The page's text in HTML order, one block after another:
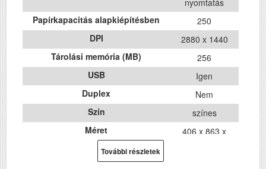
nyomtatás
Papírkapacitás alapkiépítésben
250
DPI
2880 x 1440
Tárolási memória (MB)
256
USB
Igen
Duplex
Nem
Szín
színes
Méret
406 x 863 x
Súly (kg)További részletek